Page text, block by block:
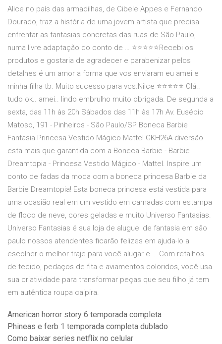
Alice no país das armadilhas, de Cibele Appes e Fernando
Dourado, traz a história de uma jovem artista que precisa
enfrentar as fantasias concretas das ruas de São Paulo,
numa livre adaptação do conto de … ⭐⭐⭐⭐⭐Recebi os
produtos e gostaria de agradecer e parabenizar pelos
detalhes é um amor a forma que vcs enviaram eu amei e
minha filha tb. Muito sucesso para vcs.Nilce ⭐⭐⭐⭐⭐ Olá..
tudo ok.. amei.. lindo embrulho muito obrigada. De segunda a
sexta, das 11h às 20h Sábados das 11h às 17h Av. Eusébio
Matoso, 191 - Pinheiros - São Paulo/SP Boneca Barbie
Fantasia Princesa Vestido Mágico Mattel GKH26A diversão
esta mais que garantida com a Boneca Barbie - Barbie
Dreamtopia - Princesa Vestido Mágico - Mattel. Inspire um
conto de fadas da moda com a boneca princesa Barbie da
Barbie Dreamtopia! Esta boneca princesa está vestida para
uma ocasião real em um vestido em camadas com estampa
de floco de neve, cores geladas e muito Universo Fantasias.
Universo Fantasias é sua loja de aluguel de fantasia em são
paulo nossos atendentes ficarão felizes em ajuda-lo a
escolher o melhor traje para você alugar e … Com retalhos
de tecido, pedaços de fita e aviamentos coloridos, você usa
sua criatividade para transformar peças que seu filho já tem
em autêntica roupa caipira.
American horror story 6 temporada completa
Phineas e ferb 1 temporada completa dublado
Como baixar series netflix no celular